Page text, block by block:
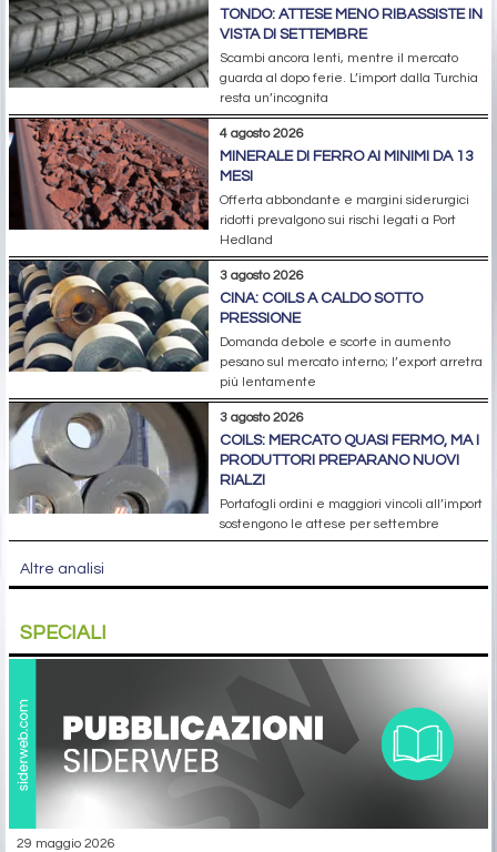
TONDO: ATTESE MENO RIBASSISTE IN
VISTA DI SETTEMBRE
Scambi ancora lenti, mentre il mercato
guarda al dopo ferie. L’import dalla Turchia
resta un’incognita
4 agosto 2026
MINERALE DI FERRO AI MINIMI DA 13
MESI
Offerta abbondante e margini siderurgici
ridotti prevalgono sui rischi legati a Port
Hedland
3 agosto 2026
CINA: COILS A CALDO SOTTO
PRESSIONE
Domanda debole e scorte in aumento
pesano sul mercato interno; l’export arretra
più lentamente
3 agosto 2026
COILS: MERCATO QUASI FERMO, MA I
PRODUTTORI PREPARANO NUOVI
RIALZI
Portafogli ordini e maggiori vincoli all’import
sostengono le attese per settembre
Altre analisi
SPECIALI
29 maggio 2026